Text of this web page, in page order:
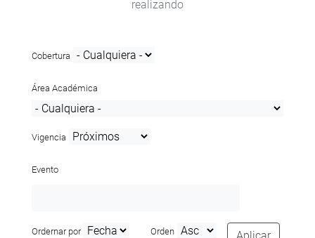
realizando
Cobertura
Área Académica
Vigencia
Evento
Ordernar por Orden Aplicar